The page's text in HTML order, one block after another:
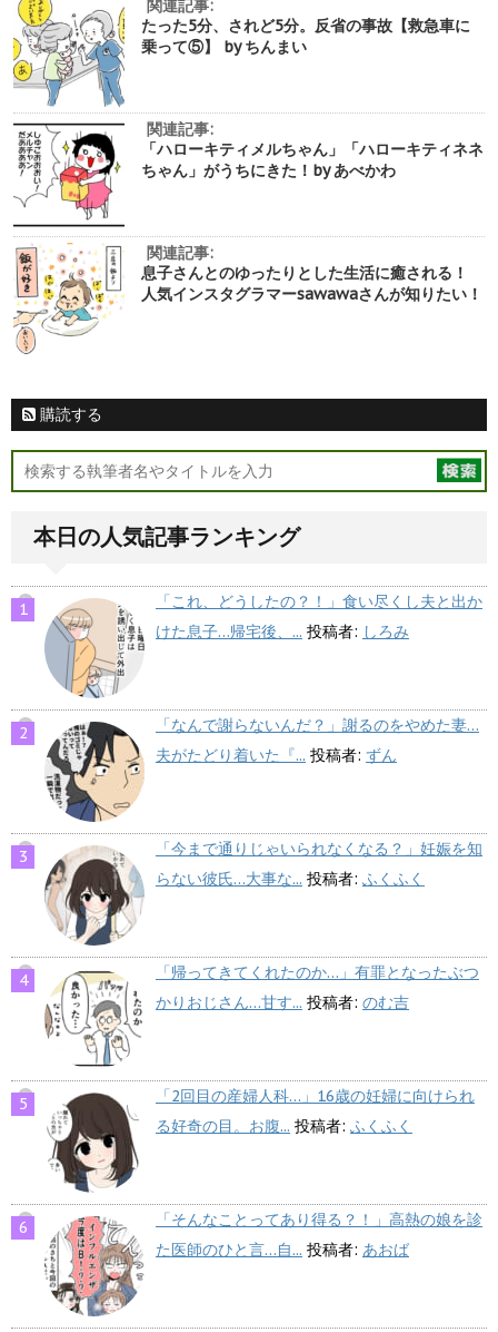
関連記事:
たった5分、されど5分。反省の事故【救急車に
乗って⑤】 by ちんまい
関連記事:
「ハローキティメルちゃん」「ハローキティネネ
ちゃん」がうちにきた！by あべかわ
関連記事:
息子さんとのゆったりとした生活に癒される！
人気インスタグラマーsawawaさんが知りたい！
購読する
本日の人気記事ランキング
「これ、どうしたの？！」食い尽くし夫と出か
けた息子…帰宅後、... 投稿者: しろみ
「なんで謝らないんだ？」謝るのをやめた妻…
夫がたどり着いた『... 投稿者: ずん
「今まで通りじゃいられなくなる？」妊娠を知
らない彼氏…大事な... 投稿者: ふくふく
「帰ってきてくれたのか…」有罪となったぶつ
かりおじさん…甘す... 投稿者: のむ吉
「2回目の産婦人科…」16歳の妊婦に向けられ
る好奇の目。お腹... 投稿者: ふくふく
「そんなことってあり得る？！」高熱の娘を診
た医師のひと言…自... 投稿者: あおば